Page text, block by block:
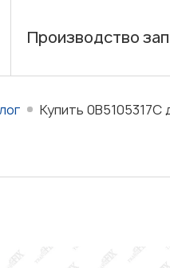
Производство
Купить 0B5105317C для АКПП 0B5 (DL501) в